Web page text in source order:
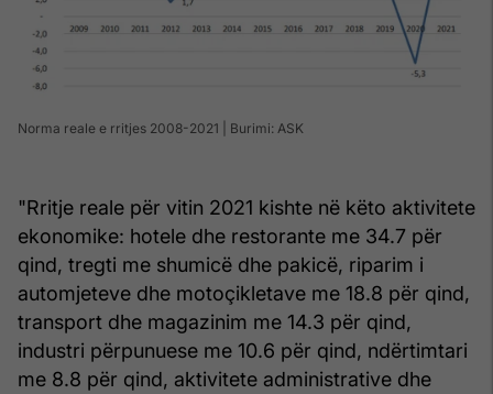
Norma reale e rritjes 2008-2021 | Burimi: ASK
"Rritje reale për vitin 2021 kishte në këto aktivitete
ekonomike: hotele dhe restorante me 34.7 për
qind, tregti me shumicë dhe pakicë, riparim i
automjeteve dhe motoçikletave me 18.8 për qind,
transport dhe magazinim me 14.3 për qind,
industri përpunuese me 10.6 për qind, ndërtimtari
me 8.8 për qind, aktivitete administrative dhe